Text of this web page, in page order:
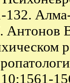
132.
Антонов